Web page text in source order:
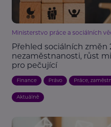
Ministerstvo práce a sociálních
Přehled sociálních změn
nezaměstnanosti, růst
pro pečující
Finance Právo Práce,
Aktuálně